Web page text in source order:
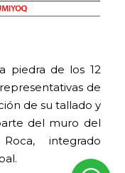
piedra de los 12
de
de su tallado y
del muro del
integrado